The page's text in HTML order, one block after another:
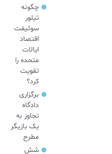
چگونه
تیلور
سوئیفت
اقتصاد
ایالات
متحده را
تقویت
کرد؟
برگزاری
دادگاه
تجاوز به
یک بازیگر
مطرح
شش